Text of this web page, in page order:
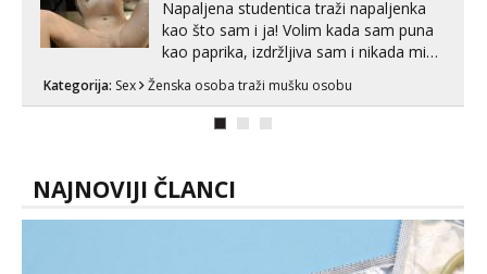
Napaljena studentica traži napaljenka
kao što sam i ja! Volim kada sam puna
kao paprika, izdržljiva sam i nikada mi
puta dnevno bilo kad i bilo gdje zato se
javi što prije da me isprobaš Klikni na
Kategorija: Sex Ženska osoba traži mušku osobu
NAJNOVIJI ČLANCI